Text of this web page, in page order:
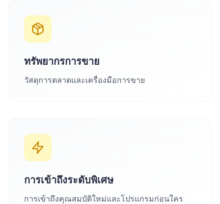
ทรัพยากรการขาย
วัสดุการตลาดและเครื่องมือการขาย
การเข้าถึงระดับพิเศษ
การเข้าถึงคุณสมบัติใหม่และโปรแกรมก่อนใคร